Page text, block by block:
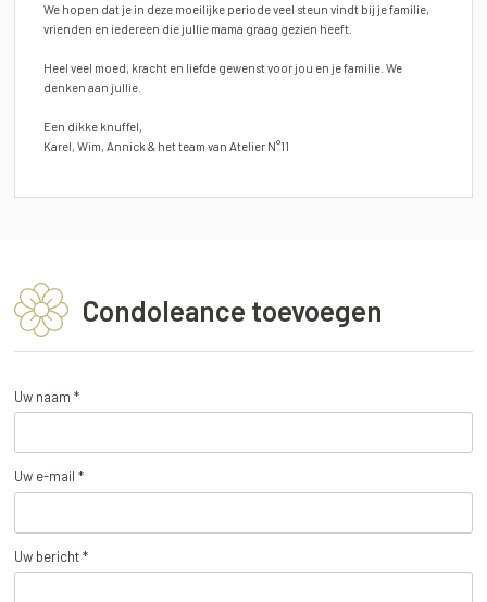
We hopen dat je in deze moeilijke periode veel steun vindt bij je familie,
vrienden en iedereen die jullie mama graag gezien heeft.
Heel veel moed, kracht en liefde gewenst voor jou en je familie. We
denken aan jullie.
Een dikke knuffel,
Karel, Wim, Annick & het team van Atelier N°11
Condoleance toevoegen
Uw naam *
Uw e-mail *
Uw bericht *